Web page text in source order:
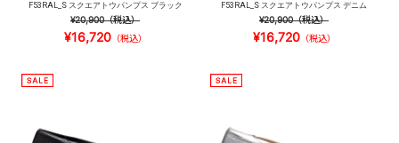
F53RAL_S スクエアトウパンプス ブラック
¥20,900（税込）
¥16,720（税込）
F53RAL_S スクエアトウパンプス デニム
¥20,900（税込）
¥16,720（税込）